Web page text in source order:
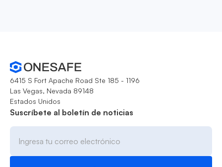
6415 S Fort Apache Road Ste 185 - 1196
Las Vegas, Nevada 89148
Estados Unidos
Suscríbete al boletín de noticias